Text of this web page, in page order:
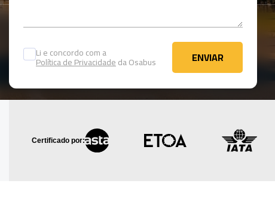
Li e concordo com a
Política de Privacidadeda Osabus ENVIAR
ENVIAR
Certificado por: